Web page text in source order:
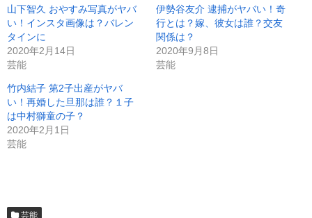
山下智久 おやすみ写真がヤバ
い！インスタ画像は？バレン
タインに
2020年2月14日
芸能
伊勢谷友介 逮捕がヤバい！奇
行とは？嫁、彼女は誰？交友
関係は？
2020年9月8日
芸能
竹内結子 第2子出産がヤバ
い！再婚した旦那は誰？１子
は中村獅童の子？
2020年2月1日
芸能
芸能